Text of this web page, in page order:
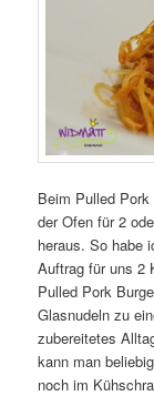
Beim Pulled
der Ofen für 2
heraus. So habe
Auftrag für uns 2
Pulled Pork
Glasnudeln zu
zubereitetes
kann man
noch im